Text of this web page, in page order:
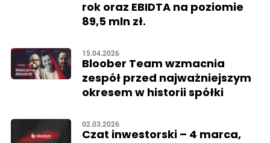
rok oraz EBIDTA na poziomie
89,5 mln zł.
15.04.2026
Bloober Team wzmacnia
zespół przed najważniejszym
okresem w historii spółki
02.03.2026
Czat inwestorski – 4 marca,